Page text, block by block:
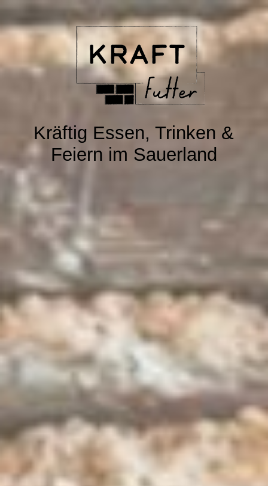
Kräftig Essen, Trinken &
Feiern im Sauerland
Home
Speisekarte
Unsere Story
Kontakt
Impressum